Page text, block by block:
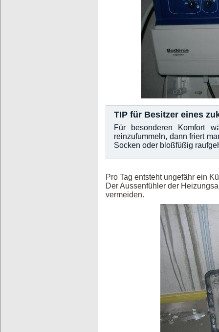
TIP für Besitzer eines
Für besonderen Komfort
reinzufummeln, dann friert
Socken oder bloßfüßig
Pro Tag entsteht ungefähr ein
Der Aussenfühler der
vermeiden.